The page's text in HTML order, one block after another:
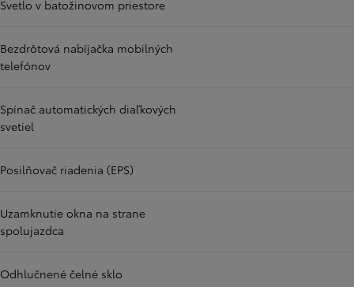
Svetlo v batožinovom priestore
Bezdrôtová nabíjačka mobilných
telefónov
Spínač automatických diaľkových
svetiel
Posilňovač riadenia (EPS)
Uzamknutie okna na strane
spolujazdca
Odhlučnené čelné sklo